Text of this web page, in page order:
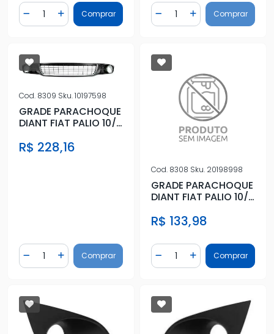
Diminuir Quantidade
Quantidade
Adicionar Quantidade
Comprar Diminuir Quantidade
Quantidade
AdicionarComprar
Cod. 8309 Sku.10197598
GRADE PARACHOQUE
DIANT FIAT PALIO 10/
CEN
R$ 228,16
Diminuir Quantidade
Quantidade
Adicionar Quantidade
Comprar
Cod. 8308 Sku. 20198998
GRADE PARACHOQUE
DIANT FIAT PALIO 10/
CEN
R$ 133,98
Diminuir Quantidade
Quantidade
AdicionarComprar